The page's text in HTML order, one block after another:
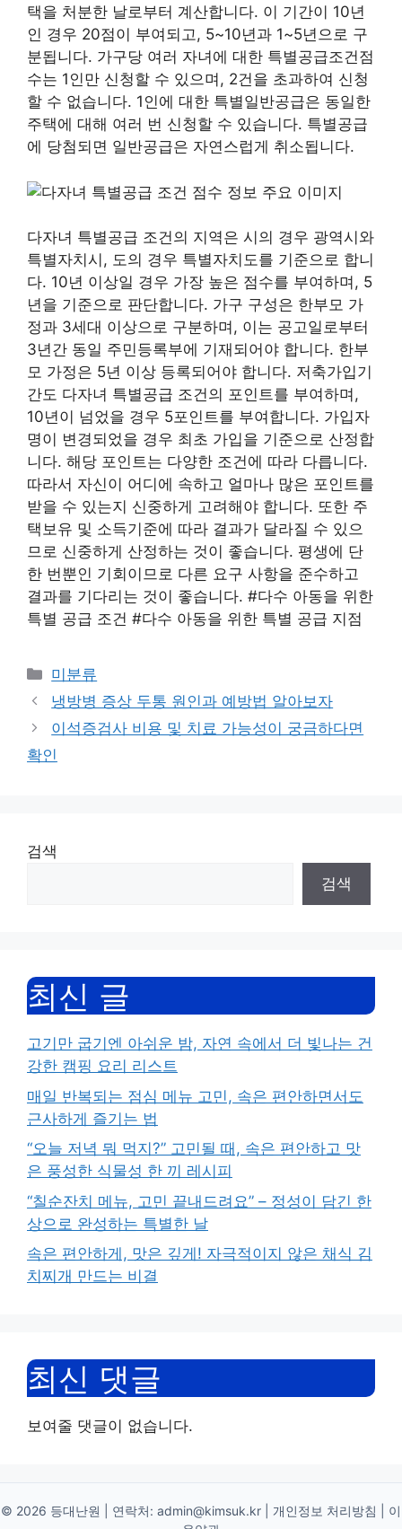
택을 처분한 날로부터 계산합니다. 이 기간이 10년
인 경우 20점이 부여되고, 5~10년과 1~5년으로 구
분됩니다. 가구당 여러 자녀에 대한 특별공급조건점
수는 1인만 신청할 수 있으며, 2건을 초과하여 신청
할 수 없습니다. 1인에 대한 특별일반공급은 동일한
주택에 대해 여러 번 신청할 수 있습니다. 특별공급
에 당첨되면 일반공급은 자연스럽게 취소됩니다.
다자녀 특별공급 조건의 지역은 시의 경우 광역시와
특별자치시, 도의 경우 특별자치도를 기준으로 합니
다. 10년 이상일 경우 가장 높은 점수를 부여하며, 5
년을 기준으로 판단합니다. 가구 구성은 한부모 가
정과 3세대 이상으로 구분하며, 이는 공고일로부터
3년간 동일 주민등록부에 기재되어야 합니다. 한부
모 가정은 5년 이상 등록되어야 합니다. 저축가입기
간도 다자녀 특별공급 조건의 포인트를 부여하며,
10년이 넘었을 경우 5포인트를 부여합니다. 가입자
명이 변경되었을 경우 최초 가입을 기준으로 산정합
니다. 해당 포인트는 다양한 조건에 따라 다릅니다.
따라서 자신이 어디에 속하고 얼마나 많은 포인트를
받을 수 있는지 신중하게 고려해야 합니다. 또한 주
택보유 및 소득기준에 따라 결과가 달라질 수 있으
므로 신중하게 산정하는 것이 좋습니다. 평생에 단
한 번뿐인 기회이므로 다른 요구 사항을 준수하고
결과를 기다리는 것이 좋습니다. #다수 아동을 위한
특별 공급 조건 #다수 아동을 위한 특별 공급 지점
Categories
미분류
냉방병 증상 두통 원인과 예방법 알아보자
이석증검사 비용 및 치료 가능성이 궁금하다면
확인
검색
검색
최신 글
고기만 굽기엔 아쉬운 밤, 자연 속에서 더 빛나는 건
강한 캠핑 요리 리스트
매일 반복되는 점심 메뉴 고민, 속은 편안하면서도
근사하게 즐기는 법
“오늘 저녁 뭐 먹지?” 고민될 때, 속은 편안하고 맛
은 풍성한 식물성 한 끼 레시피
“칠순잔치 메뉴, 고민 끝내드려요” – 정성이 담긴 한
상으로 완성하는 특별한 날
속은 편안하게, 맛은 깊게! 자극적이지 않은 채식 김
치찌개 만드는 비결
최신 댓글
보여줄 댓글이 없습니다.
© 2026 등대난원 | 연락처: admin@kimsuk.kr 개인정보 처리방침
이